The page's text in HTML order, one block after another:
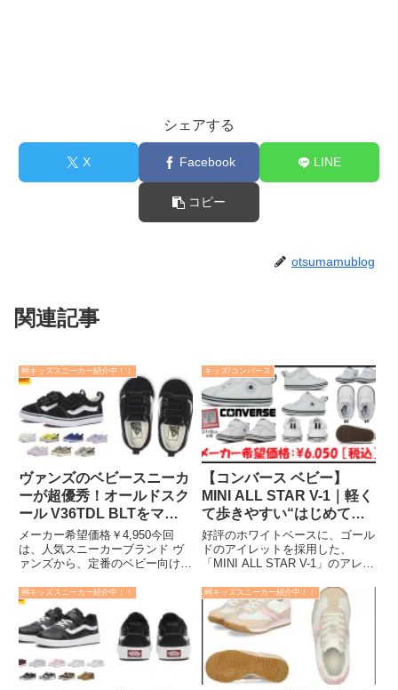
シェアする
X Facebook LINE
コピー
otsumamublog
関連記事
🆕キッズスニーカー紹介中！！
ヴァンズのベビースニーカ
ーが超優秀！オールドスク
ール V36TDL BLTをママ
目線で解説！[12-16.5cm]
メーカー希望価格￥4,950今回
は、人気スニーカーブランド ヴ
ァンズから、定番のベビー向けモ
BLT」 をご紹介します。履かせ
やすさ・デザイン・機能性を兼ね
備えた一足なので、これから靴を
探しているママ・パパにもぜひチ
ェックしてほしいモデルです。
キッズ/コンバース
【コンバース ベビー】
MINI ALL STAR V-1｜軽く
て歩きやすい“はじめてス
ニーカー”に最適！[12.0-
15.0cm]
好評のホワイトベースに、ゴール
ドのアイレットを採用した、
「MINI ALL STAR V-1」のアレン
りフィットし、やわらかい履き心
地で歩き始めの赤ちゃんに人気の
「MINI ALL STAR V-1」。可愛
い...
🆕キッズスニーカー紹介中！！ 🆕キッズスニーカー紹介中！！